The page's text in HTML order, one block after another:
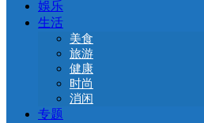
娛乐
生活
美食
旅游
健康
时尚
消闲
专题